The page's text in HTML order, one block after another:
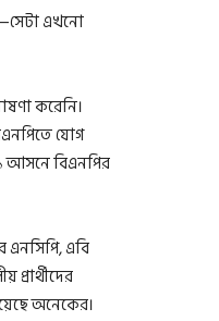
এখনো
করেনি।
যোগ
আসনে বিএনপির
এবি
অনেকের।